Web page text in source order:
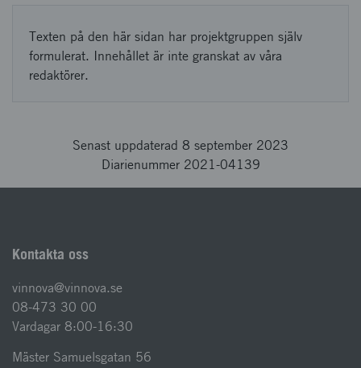
Texten på den här sidan har projektgruppen själv
formulerat. Innehållet är inte granskat av våra
redaktörer.
Senast uppdaterad 8 september 2023
Diarienummer 2021-04139
Kontakta oss
vinnova@vinnova.se
08-473 30 00
Vardagar 8:00-16:30
Mäster Samuelsgatan 56